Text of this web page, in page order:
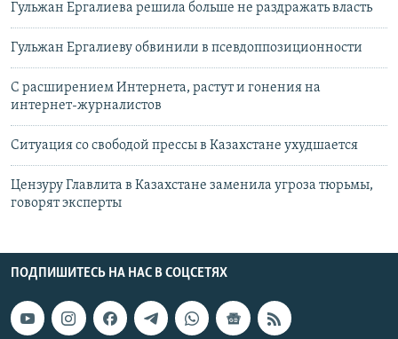
Гульжан Ергалиева решила больше не раздражать власть
Гульжан Ергалиеву обвинили в псевдоппозиционности
C расширением Интернета, растут и гонения на
интернет-журналистов
Ситуация со свободой прессы в Казахстане ухудшается
Цензуру Главлита в Казахстане заменила угроза тюрьмы,
говорят эксперты
ПОДПИШИТЕСЬ НА НАС В СОЦСЕТЯХ